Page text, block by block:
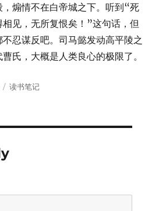
煽情不在白帝城之下。听到“死
见，无所复恨矣！”这句话，但
忍谋反吧。司马懿发动高平陵之
氏，大概是人类良心的极限了。
Categories
读书笔记